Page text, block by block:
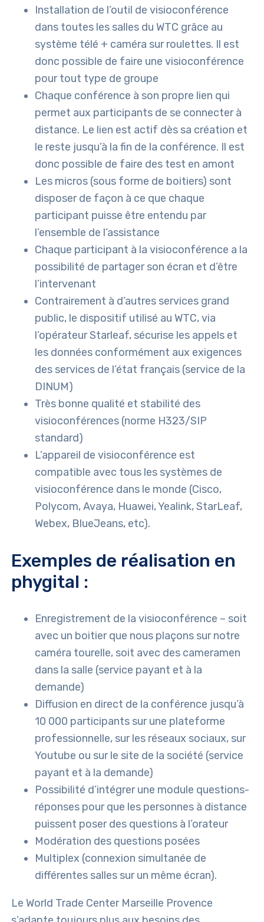
Installation de l’outil de visioconférence
dans toutes les salles du WTC grâce au
système télé + caméra sur roulettes. Il est
donc possible de faire une visioconférence
pour tout type de groupe
Chaque conférence à son propre lien qui
permet aux participants de se connecter à
distance. Le lien est actif dès sa création et
le reste jusqu’à la fin de la conférence. Il est
donc possible de faire des test en amont
Les micros (sous forme de boitiers) sont
disposer de façon à ce que chaque
participant puisse être entendu par
l’ensemble de l’assistance
Chaque participant à la visioconférence a la
possibilité de partager son écran et d’être
l’intervenant
Contrairement à d’autres services grand
public, le dispositif utilisé au WTC, via
l’opérateur Starleaf, sécurise les appels et
les données conformément aux exigences
des services de l’état français (service de la
DINUM)
Très bonne qualité et stabilité des
visioconférences (norme H323/SIP
standard)
L’appareil de visioconférence est
compatible avec tous les systèmes de
visioconférence dans le monde (Cisco,
Polycom, Avaya, Huawei, Yealink, StarLeaf,
Webex, BlueJeans, etc).
Exemples de réalisation en
phygital :
Enregistrement de la visioconférence – soit
avec un boitier que nous plaçons sur notre
caméra tourelle, soit avec des cameramen
dans la salle (service payant et à la
demande)
Diffusion en direct de la conférence jusqu’à
10 000 participants sur une plateforme
professionnelle, sur les réseaux sociaux, sur
Youtube ou sur le site de la société (service
payant et à la demande)
Possibilité d’intégrer une module questions-
réponses pour que les personnes à distance
puissent poser des questions à l’orateur
Modération des questions posées
Multiplex (connexion simultanée de
différentes salles sur un même écran).
Le World Trade Center Marseille Provence